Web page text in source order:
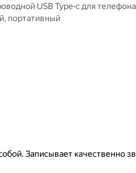
USB Type-c для
портативный
Записывает качественно